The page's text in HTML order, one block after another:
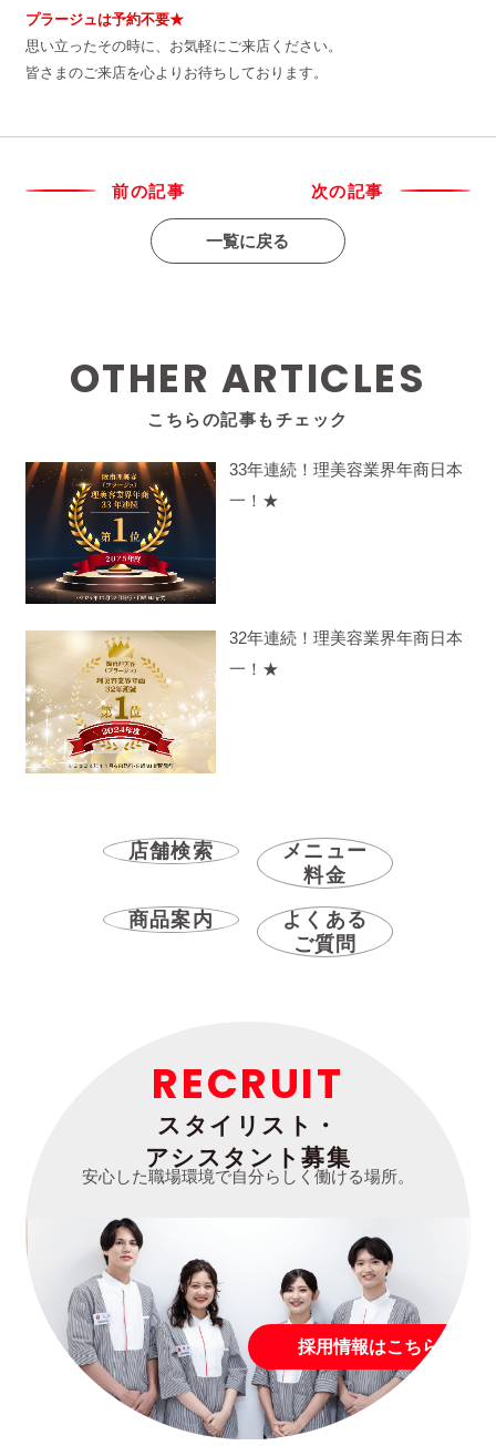
プラージュは予約不要★
思い立ったその時に、お気軽にご来店ください。
皆さまのご来店を心よりお待ちしております。
前の記事 次の記事
一覧に戻る
OTHER ARTICLES
こちらの記事もチェック
33年連続！理美容業界年商日本
一！★
32年連続！理美容業界年商日本
一！★
店舗検索
メニュー
料金
商品案内
よくある
ご質問
RECRUIT
スタイリスト・
アシスタント募集
安心した職場環境で自分らしく働ける場所。
採用情報はこちら